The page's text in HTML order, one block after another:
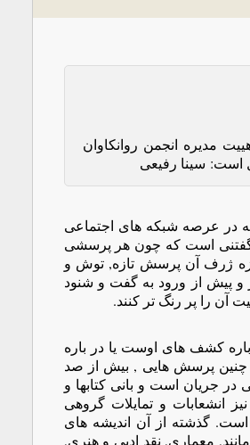
مدیره انجمن روانکاوان
است: سینا رفیعی
در عرصه شبکه های اجتماعی
گفتنی است که چون هر پرسشی
ژرف آن پرسش تازه, توش و
و پیش از ورود به گفت و شنود
آن را پر رنگ تر کنند.
کشف های اوست یا در باره
چنین پرسش هایی , بیش از صد
جریان است و بانی کتابها و
انشعابات و تمایلات گروهی
است. گذشته از آن اندیشه های
معماری, نقد ادبی و هنری,